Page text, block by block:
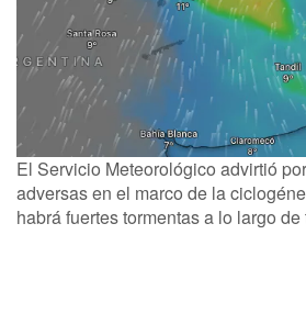
El Servicio Meteorológico advirtió
adversas en el marco de la
habrá fuertes tormentas a lo largo